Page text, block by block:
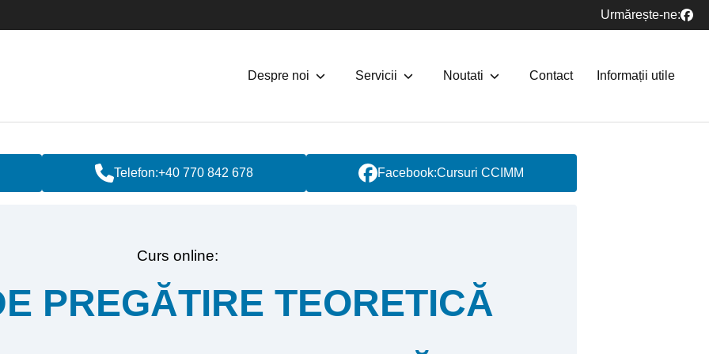
Urmărește-ne:
Despre noi Servicii Noutati Contact Informații utile
Telefon:+40 770 842 678 Facebook:Cursuri CCIMM
Curs online:
PREGĂTIRE TEORETICĂ